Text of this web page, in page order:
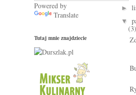
Powered by
Translate
Tutaj mnie znajdziecie
►
▼
(3)